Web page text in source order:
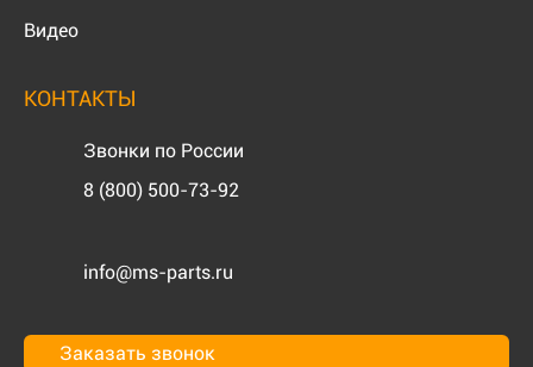
Видео
КОНТАКТЫ
Звонки по России
8 (800) 500-73-92
info@ms-parts.ru
Заказать звонок